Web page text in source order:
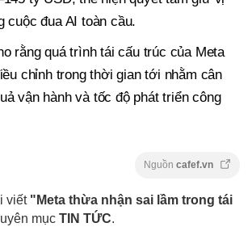
cuộc đua AI toàn cầu.
rằng quá trình tái cấu trúc của Meta
chỉnh trong thời gian tới nhằm cân
vận hành và tốc độ phát triển công
Nguồn cafef.vn
viết "Meta thừa nhận sai lầm trong tái
mục TIN TỨC.